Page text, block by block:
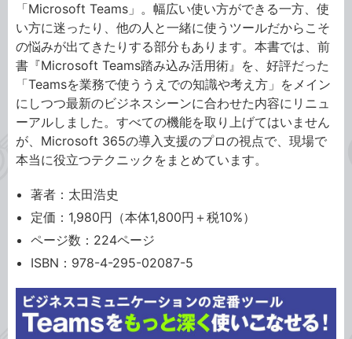
「Microsoft Teams」。幅広い使い方ができる一方、使
い方に迷ったり、他の人と一緒に使うツールだからこそ
の悩みが出てきたりする部分もあります。本書では、前
書『Microsoft Teams踏み込み活用術』を、好評だった
「Teamsを業務で使ううえでの知識や考え方」をメイン
にしつつ最新のビジネスシーンに合わせた内容にリニュ
ーアルしました。すべての機能を取り上げてはいません
が、Microsoft 365の導入支援のプロの視点で、現場で
本当に役立つテクニックをまとめています。
著者：太田浩史
定価：1,980円（本体1,800円＋税10%）
ページ数：224ページ
ISBN：978-4-295-02087-5